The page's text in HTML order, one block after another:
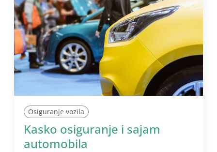
Osiguranje vozila
Kasko osiguranje i sajam
automobila